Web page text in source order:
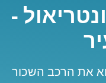
-
את הרכב השכור